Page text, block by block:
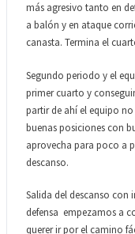
más agresivo tanto en
a balón y en ataque
canasta. Termina el
Segundo periodo y el
primer cuarto y
partir de ahí el equipo
buenas posiciones con
aprovecha para poco a
descanso.
Salida del descanso con
defensa empezamos a
querer ir por el camino